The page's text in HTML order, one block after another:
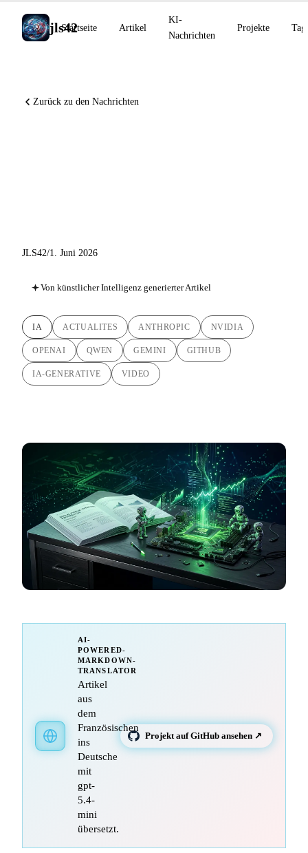
jls42
Startseite Artikel
KI-
Nachrichten
Projekte
Zurück zu den Nachrichten
JLS42/1. Juni 2026
Von künstlicher Intelligenz generierter Artikel
IA ACTUALITES ANTHROPIC NVIDIA
OPENAI QWEN GEMINI GITHUB
IA-GENERATIVE VIDEO
AI-
POWERED-
MARKDOWN-
TRANSLATOR
Artikel
aus
dem
Französischen
ins
Deutsche
mit
gpt-
5.4-
mini
übersetzt.
Projekt auf GitHub ansehen ↗